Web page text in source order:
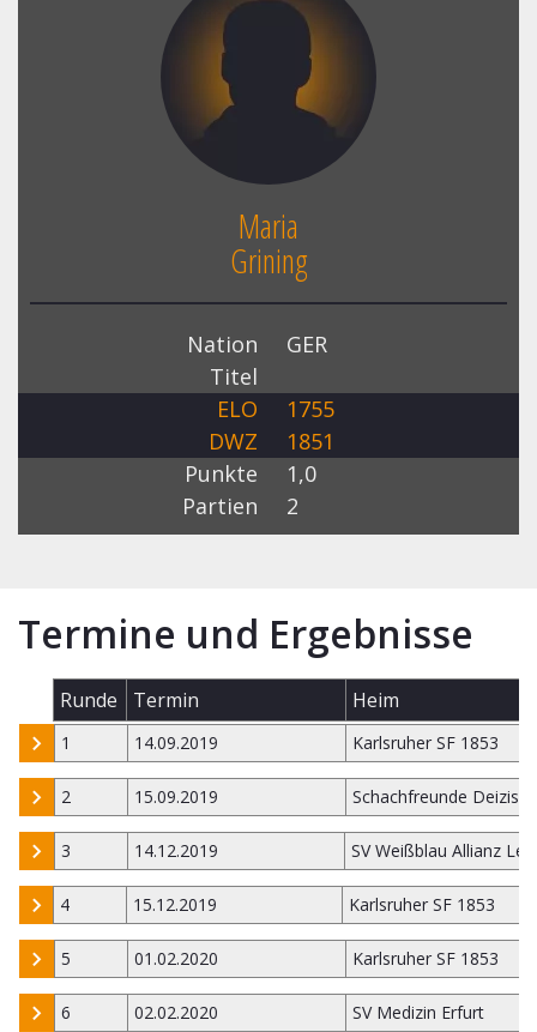
Maria
Grining
Nation
GER
Titel
ELO
1755
DWZ
1851
Punkte
1,0
Partien
2
Termine und Ergebnisse
Runde Termin Heim
1 14.09.2019 Karlsruher SF 1853
2 15.09.2019 Schachfreunde
3 14.12.2019 SV Weißblau Allianz
4 15.12.2019 Karlsruher SF 1853
5 01.02.2020 Karlsruher SF 1853
6 02.02.2020 SV Medizin Erfurt